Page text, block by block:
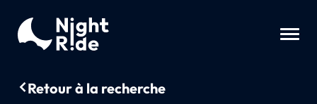
Retour à la recherche